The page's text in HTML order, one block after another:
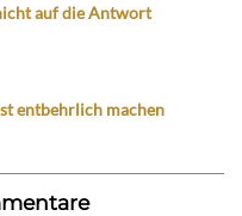
auf die Antwort
entbehrlich machen